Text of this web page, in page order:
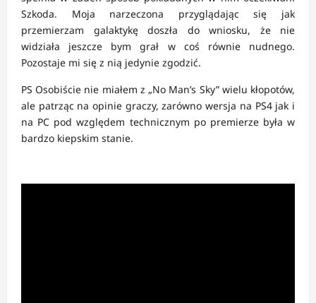
Szkoda. Moja narzeczona przyglądając się jak
przemierzam galaktykę doszła do wniosku, że nie
widziała jeszcze bym grał w coś równie nudnego.
Pozostaje mi się z nią jedynie zgodzić.
PS Osobiście nie miałem z „No Man’s Sky” wielu kłopotów,
ale patrząc na opinie graczy, zarówno wersja na PS4 jak i
na PC pod względem technicznym po premierze była w
bardzo kiepskim stanie.